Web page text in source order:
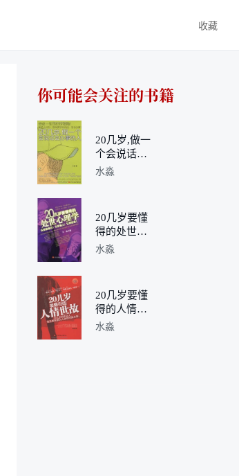
收藏
你可能会关注的书籍
20几岁,做一
个会说话会
办事的人
水淼
20几岁要懂
得的处世心
理学
水淼
20几岁要懂
得的人情世
故
水淼